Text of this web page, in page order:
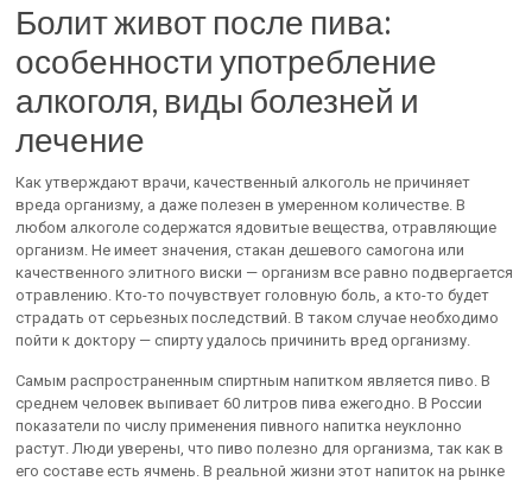
Болит живот после пива:
особенности употребление
алкоголя, виды болезней и
лечение
Как утверждают врачи, качественный алкоголь не причиняет
вреда организму, а даже полезен в умеренном количестве. В
любом алкоголе содержатся ядовитые вещества, отравляющие
организм. Не имеет значения, стакан дешевого самогона или
качественного элитного виски — организм все равно подвергается
отравлению. Кто-то почувствует головную боль, а кто-то будет
страдать от серьезных последствий. В таком случае необходимо
пойти к доктору — спирту удалось причинить вред организму.
Самым распространенным спиртным напитком является пиво. В
среднем человек выпивает 60 литров пива ежегодно. В России
показатели по числу применения пивного напитка неуклонно
растут. Люди уверены, что пиво полезно для организма, так как в
его составе есть ячмень. В реальной жизни этот напиток на рынке